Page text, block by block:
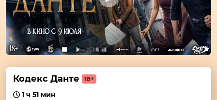
Кодекс Данте 18+
1 ч 51 мин